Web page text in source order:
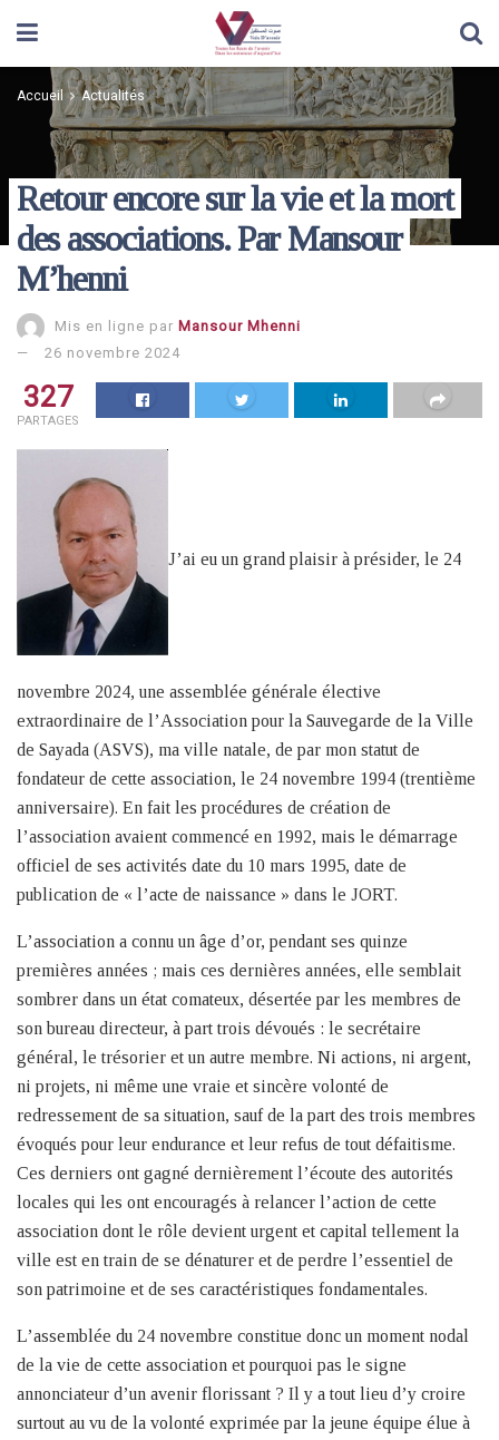
Accueil Actualités
Retour encore sur la vie et la mort
des associations. Par Mansour
M’henni
Mis en ligne par Mansour Mhenni
26 novembre 2024
327
PARTAGES
J’ai eu un grand plaisir à présider, le 24
novembre 2024, une assemblée générale élective
extraordinaire de l’Association pour la Sauvegarde de la Ville
de Sayada (ASVS), ma ville natale, de par mon statut de
fondateur de cette association, le 24 novembre 1994 (trentième
anniversaire). En fait les procédures de création de
l’association avaient commencé en 1992, mais le démarrage
officiel de ses activités date du 10 mars 1995, date de
publication de « l’acte de naissance » dans le JORT.
L’association a connu un âge d’or, pendant ses quinze
premières années ; mais ces dernières années, elle semblait
sombrer dans un état comateux, désertée par les membres de
son bureau directeur, à part trois dévoués : le secrétaire
général, le trésorier et un autre membre. Ni actions, ni argent,
ni projets, ni même une vraie et sincère volonté de
redressement de sa situation, sauf de la part des trois membres
évoqués pour leur endurance et leur refus de tout défaitisme.
Ces derniers ont gagné dernièrement l’écoute des autorités
locales qui les ont encouragés à relancer l’action de cette
association dont le rôle devient urgent et capital tellement la
ville est en train de se dénaturer et de perdre l’essentiel de
son patrimoine et de ses caractéristiques fondamentales.
L’assemblée du 24 novembre constitue donc un moment nodal
de la vie de cette association et pourquoi pas le signe
annonciateur d’un avenir florissant ? Il y a tout lieu d’y croire
surtout au vu de la volonté exprimée par la jeune équipe élue à